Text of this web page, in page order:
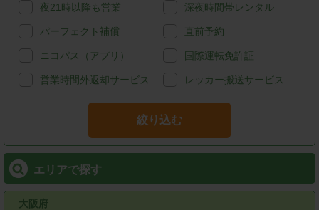
夜21時以降も営業 深夜時間帯レンタル
パーフェクト補償 直前予約
ニコパス（アプリ） 国際運転免許証
営業時間外返却サービス レッカー搬送サービス
絞り込む
エリアで探す
大阪府